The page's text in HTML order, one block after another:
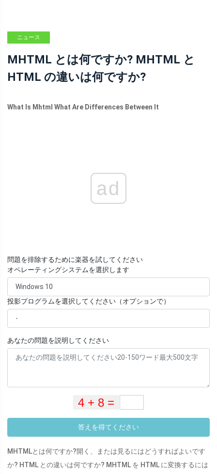
ニュース
MHTML とは何ですか? MHTML と
HTML の違いは何ですか?
What Is Mhtml What Are Differences Between It
ad
問題を排除するために楽器を試してください
オペレーティングシステムを選択します
投影プログラムを選択してください（オプションで）
あなたの問題を説明してください
答えを得てください
MHTMLとは何ですか?開く、または見るにはどうすればよいです
か? HTML との違いは何ですか? MHTML を HTML に変換するには